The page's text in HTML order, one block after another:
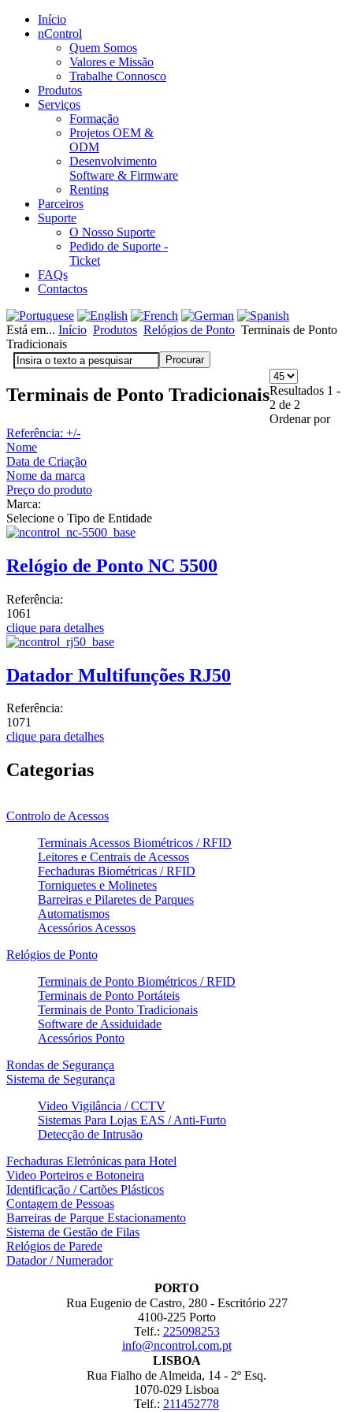
Início
nControl
Quem Somos
Valores e Missão
Trabalhe Connosco
Produtos
Serviços
Formação
Projetos OEM &
ODM
Desenvolvimento
Software & Firmware
Renting
Parceiros
Suporte
O Nosso Suporte
Pedido de Suporte -
Ticket
FAQs
Contactos
Está em... Início Produtos Relógios de Ponto Terminais de Ponto
Tradicionais
Terminais de Ponto TradicionaisResultados 1 -
2 de 2
Ordenar por
Referência: +/-
Nome
Data de Criação
Nome da marca
Preço do produto
Marca:
Selecione o Tipo de Entidade
Relógio de Ponto NC 5500
Referência:
1061
clique para detalhes
Datador Multifunções RJ50
Referência:
1071
clique para detalhes
Categorias
Controlo de Acessos
Terminais Acessos Biométricos / RFID
Leitores e Centrais de Acessos
Fechaduras Biométricas / RFID
Torniquetes e Molinetes
Barreiras e Pilaretes de Parques
Automatismos
Acessórios Acessos
Relógios de Ponto
Terminais de Ponto Biométricos / RFID
Terminais de Ponto Portáteis
Terminais de Ponto Tradicionais
Software de Assiduidade
Acessórios Ponto
Rondas de Segurança
Sistema de Segurança
Video Vigilância / CCTV
Sistemas Para Lojas EAS / Anti-Furto
Detecção de Intrusão
Fechaduras Eletrónicas para Hotel
Video Porteiros e Botoneira
Identificação / Cartões Plásticos
Contagem de Pessoas
Barreiras de Parque Estacionamento
Sistema de Gestão de Filas
Relógios de Parede
Datador / Numerador
PORTO
Rua Eugenio de Castro, 280 - Escritório 227
4100-225 Porto
Telf.: 225098253
info@ncontrol.com.pt
LISBOA
Rua Fialho de Almeida, 14 - 2º Esq.
1070-029 Lisboa
Telf.: 211452778